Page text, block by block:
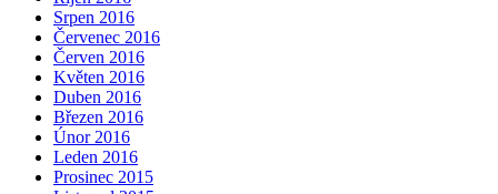
Srpen 2016
Červenec 2016
Červen 2016
Květen 2016
Duben 2016
Březen 2016
Únor 2016
Leden 2016
Prosinec 2015